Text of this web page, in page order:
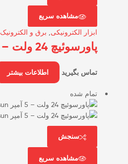
مشاهده سریع
ابزار الکترونیکی برق و الکترونیک
پاورسوئیچ 24 ولت – 15 آمپر Edisun
تماس بگیرید اطلاعات بیشتر
تمام شده
سنجش
مشاهده سریع